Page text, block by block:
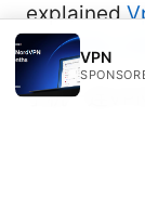
explained
用与提高上
手机一连
VPN